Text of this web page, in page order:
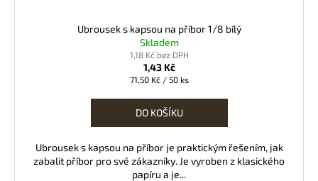
Ubrousek s kapsou na příbor 1/8 bílý
Skladem
1,18 Kč bez DPH
1,43 Kč
Měrná
71,50 Kč / 50 ks
DO KOŠÍKU
Ubrousek s kapsou na příbor je praktickým řešením, jak
zabalit příbor pro své zákazníky. Je vyroben z klasického
papíru a je...